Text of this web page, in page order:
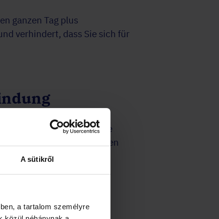
A sütikről
a tartalom személyre
ganzen Tag plus
verhindert, dass Sie sich für
Besprechungsraum, keine
Outdoor-Events schaffen